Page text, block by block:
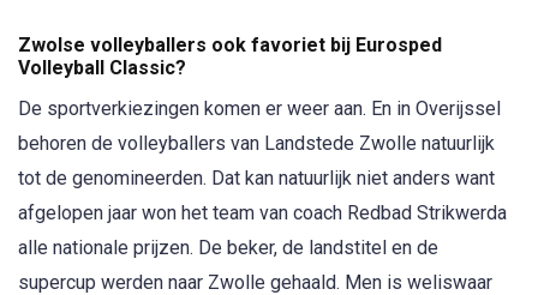
Zwolse volleyballers ook favoriet bij Eurosped
Volleyball Classic?
De sportverkiezingen komen er weer aan. En in Overijssel
behoren de volleyballers van Landstede Zwolle natuurlijk
tot de genomineerden. Dat kan natuurlijk niet anders want
afgelopen jaar won het team van coach Redbad Strikwerda
alle nationale prijzen. De beker, de landstitel en de
supercup werden naar Zwolle gehaald. Men is weliswaar